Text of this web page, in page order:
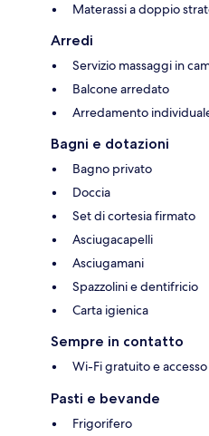
Materassi a doppio
Arredi
Servizio massaggi in
Balcone arredato
Arredamento
Bagni e dotazioni
Bagno privato
Doccia
Set di cortesia firmato
Asciugacapelli
Asciugamani
Spazzolini e dentifricio
Carta igienica
Sempre in contatto
Wi-Fi gratuito e
Pasti e bevande
Frigorifero